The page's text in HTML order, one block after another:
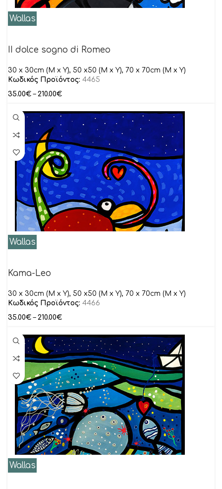
Wallas
II dolce sogno di Romeo
30 x 30cm (M x Y), 50 x50 (M x Y), 70 x 70cm (M x Y)
Κωδικός Προϊόντος: 4465
35.00€ – 210.00€
Wallas
Kama-Leo
30 x 30cm (M x Y), 50 x50 (M x Y), 70 x 70cm (M x Y)
Κωδικός Προϊόντος: 4466
35.00€ – 210.00€
Wallas